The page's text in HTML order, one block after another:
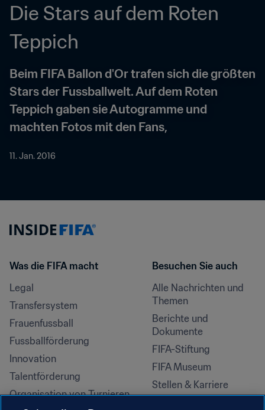
Die Stars auf dem Roten
Teppich
Beim FIFA Ballon d'Or trafen sich die größten
Stars der Fussballwelt. Auf dem Roten
Teppich gaben sie Autogramme und
machten Fotos mit den Fans,
11. Jan. 2016
Was die FIFA macht
Legal
Transfersystem
Frauenfussball
Fussballförderung
Innovation
Talentförderung
Organisation von Turnieren
Besuchen Sie auch
Alle Nachrichten und
Themen
Berichte und
Dokumente
FIFA-Stiftung
FIFA Museum
Stellen & Karriere